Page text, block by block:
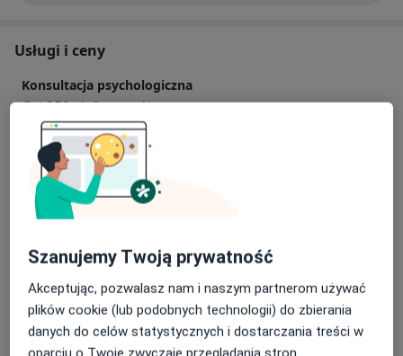
Usługi i ceny
Konsultacja psychologiczna
Od 250 zł Szczegóły
Konsultacja psychologiczna (pierwsza wizyta)
Od 250 zł Szczegóły
Konsultacja psychoterapeutyczna
Od 250 zł Szczegóły
Psychoterapia
250 zł Szczegóły
Szanujemy Twoją prywatność
Akceptując, pozwalasz nam i naszym partnerom używać
plików cookie (lub podobnych technologii) do zbierania
danych do celów statystycznych i dostarczania treści w